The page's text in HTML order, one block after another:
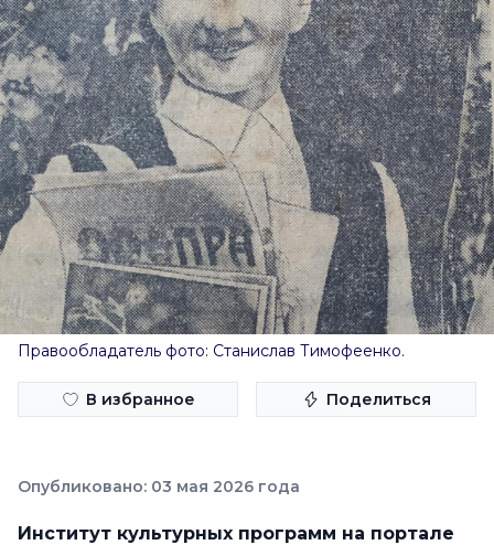
Правообладатель фото: Станислав Тимофеенко.
В избранное Поделиться
Опубликовано: 03 мая 2026 года
Институт культурных программ на портале